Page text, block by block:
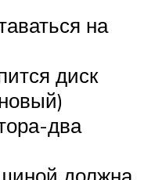
на
диск
два